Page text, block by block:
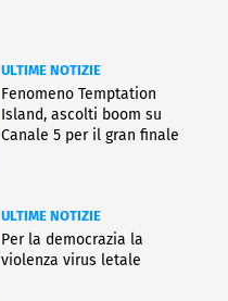
ULTIME NOTIZIE
Fenomeno Temptation
Island, ascolti boom su
Canale 5 per il gran finale
ULTIME NOTIZIE
Per la democrazia la
violenza virus letale